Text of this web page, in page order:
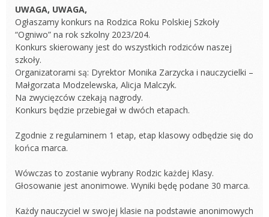
UWAGA, UWAGA,
Ogłaszamy konkurs na Rodzica Roku Polskiej Szkoły
“Ogniwo” na rok szkolny 2023/204.
Konkurs skierowany jest do wszystkich rodziców naszej
szkoły.
Organizatorami są: Dyrektor Monika Zarzycka i nauczycielki –
Małgorzata Modzelewska, Alicja Malczyk.
Na zwycięzców czekają nagrody.
Konkurs będzie przebiegał w dwóch etapach.
Zgodnie z regulaminem 1 etap, etap klasowy odbędzie się do
końca marca.
Wówczas to zostanie wybrany Rodzic każdej Klasy.
Głosowanie jest anonimowe. Wyniki będę podane 30 marca.
Każdy nauczyciel w swojej klasie na podstawie anonimowych